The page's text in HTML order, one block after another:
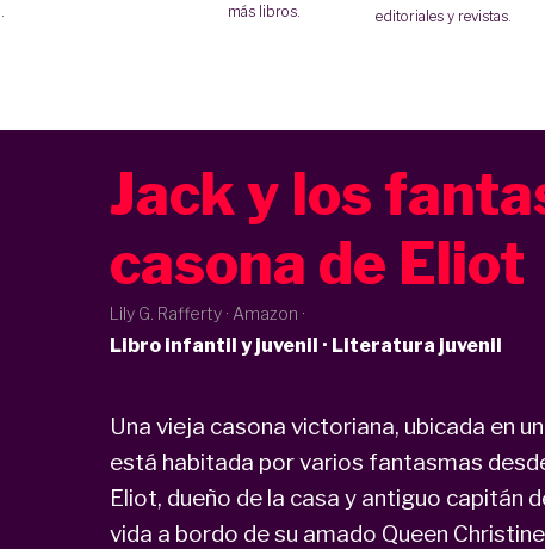
más libros.
editoriales y revistas.
Jack y los
casona de Eliot
Lily G. Rafferty · Amazon ·
Libro infantil y juvenil · Literatura juvenil
Una vieja casona victoriana, ubicada en
está habitada por varios fantasmas
Eliot, dueño de la casa y antiguo capitán
vida a bordo de su amado Queen